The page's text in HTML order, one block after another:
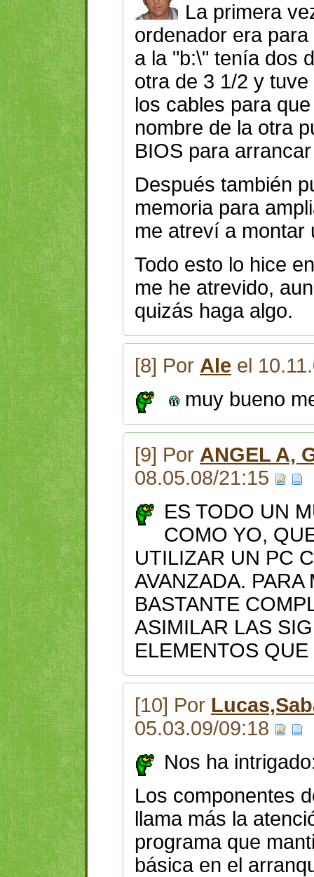
La primera
ordenador era
a la "b:\" tenía dos
otra de 3 1/2 y
los cables para
nombre de la otra
BIOS para
Después también
memoria para
me atreví a montar
Todo esto lo hice
me he atrevido,
quizás haga algo.
[8] Por Ale el
muy bueno
[9] Por ANGEL A,
08.05.08/21:15
ES TODO UN
COMO YO,
UTILIZAR UN PC
AVANZADA. PARA
BASTANTE
ASIMILAR LAS
ELEMENTOS
[10] Por
05.03.09/09:18
Nos ha
Los componentes
llama más la
programa que
básica en el